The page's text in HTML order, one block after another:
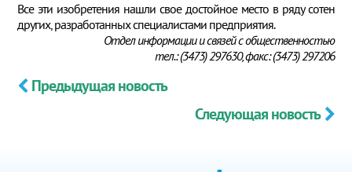
Все эти изобретения нашли свое достойное место в ряду сотен
других, разработанных специалистами предприятия.
Отдел информации и связей с общественностью
тел.: (3473) 297630, факс: (3473) 297206
Предыдущая новость
Следующая новость